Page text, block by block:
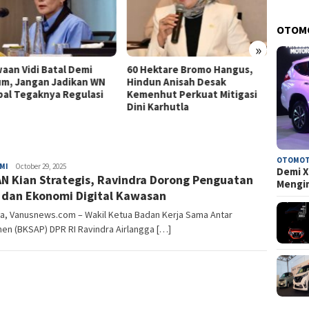
»
Vidi Batal Demi
Jangan Jadikan WN
Tegaknya Regulasi
60 Hektare Bromo Hangus,
Hindun Anisah Desak
Kemenhut Perkuat Mitigasi
Dini Karhutla
79
Pusat
Mas
Husni
October 29, 2025
Kian Strategis, Ravindra Dorong Penguatan
Ekonomi Digital Kawasan
Vanusnews.com – Wakil Ketua Badan Kerja Sama Antar
(BKSAP) DPR RI Ravindra Airlangga […]
Demi